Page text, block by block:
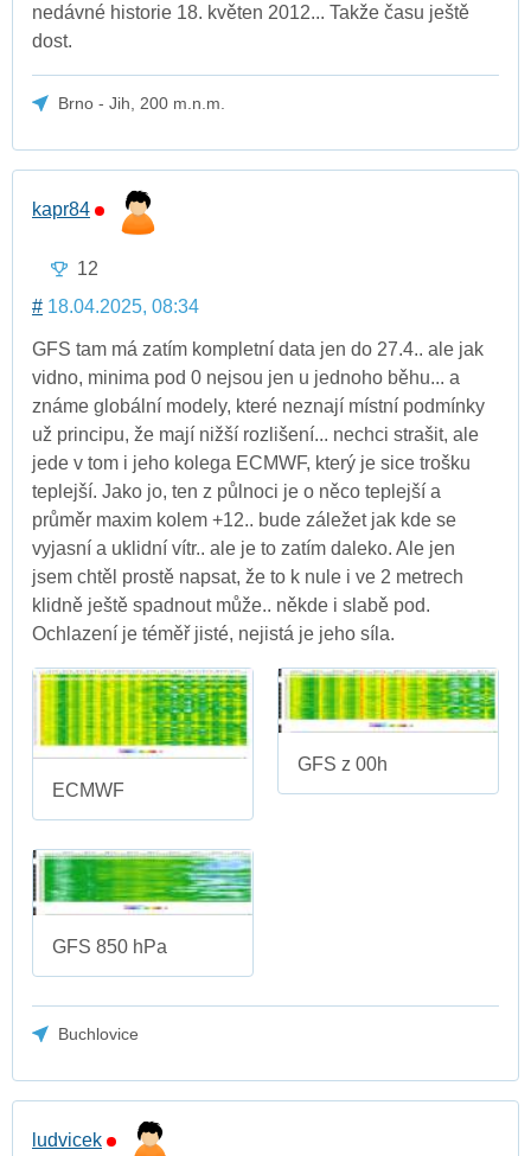
nedávné historie 18. květen 2012... Takže času ještě
dost.
Brno - Jih, 200 m.n.m.
kapr84
12
# 18.04.2025, 08:34
GFS tam má zatím kompletní data jen do 27.4.. ale jak
vidno, minima pod 0 nejsou jen u jednoho běhu... a
známe globální modely, které neznají místní podmínky
už principu, že mají nižší rozlišení... nechci strašit, ale
jede v tom i jeho kolega ECMWF, který je sice trošku
teplejší. Jako jo, ten z půlnoci je o něco teplejší a
průměr maxim kolem +12.. bude záležet jak kde se
vyjasní a uklidní vítr.. ale je to zatím daleko. Ale jen
jsem chtěl prostě napsat, že to k nule i ve 2 metrech
klidně ještě spadnout může.. někde i slabě pod.
Ochlazení je téměř jisté, nejistá je jeho síla.
ECMWF
GFS z 00h
GFS 850 hPa
Buchlovice
ludvicek